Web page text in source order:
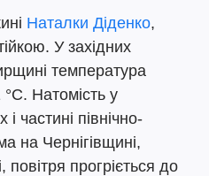
Наталки Діденко,
У західних
температура
Натомість у
частині північно-
на Чернігівщині,
прогріється до